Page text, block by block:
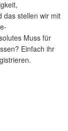
das stellen wir mit
Muss für
Einfach ihr